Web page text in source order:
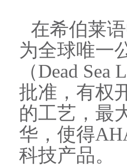
在希伯莱
为全球唯一
（Dead
批准，有权
的工艺，最
华，使得
科技产品。